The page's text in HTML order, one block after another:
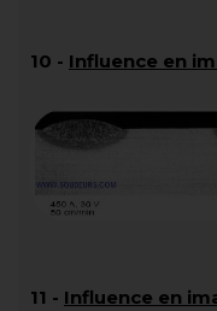
10 - Influence en
11 - Influence en